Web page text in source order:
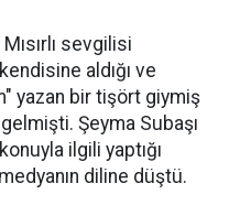
sevgilisi
aldığı ve
yazan bir tişört giymiş
Şeyma Subaşı
ilgili yaptığı
diline düştü.